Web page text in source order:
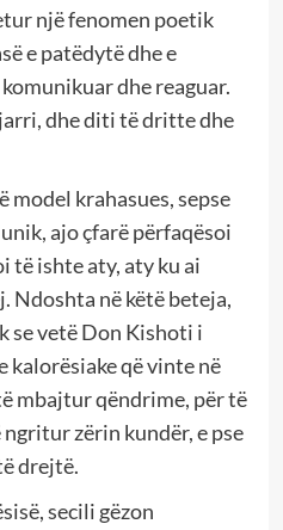
një fenomen poetik
e patëdytë dhe e
dhe reaguar.
dhe diti të dritte dhe
model krahasues, sepse
ajo çfarë përfaqësoi
të ishte aty, aty ku ai
Ndoshta në këtë beteja,
se vetë Don Kishoti i
kalorësiake që vinte në
mbajtur qëndrime, për të
zërin kundër, e pse
drejtë.
secili gëzon